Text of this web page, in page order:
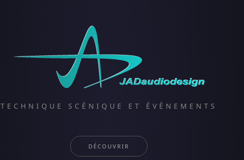
TECHNIQUE SCÉNIQUE ET ÉVÈNEMENTS
DÉCOUVRIR